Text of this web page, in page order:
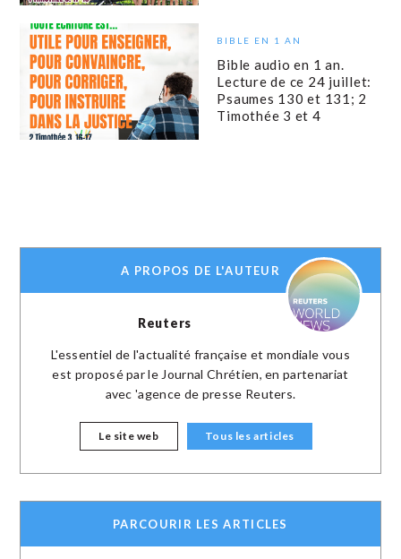
BIBLE EN 1 AN
Bible audio en 1 an.
Lecture de ce 24 juillet:
Psaumes 130 et 131; 2
Timothée 3 et 4
A PROPOS DE L'AUTEUR
Reuters
L'essentiel de l'actualité française et mondiale vous
est proposé par le Journal Chrétien, en partenariat
avec 'agence de presse Reuters.
Le site web Tous les articles
PARCOURIR LES ARTICLES